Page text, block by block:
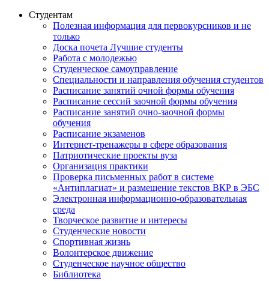
Студентам
Полезная информация для первокурсников и не
только
Доска почета Лучшие студенты
Работа с молодежью
Студенческое самоуправление
Специальности и направления обучения студентов
Расписание занятий очной формы обучения
Расписание сессий заочной формы обучения
Расписание занятий очно-заочной формы
обучения
Расписание экзаменов
Интернет-тренажеры в сфере образования
Патриотические проекты вуза
Организация практики
Проверка письменных работ в системе
«Антиплагиат» и размещение текстов ВКР в ЭБС
Электронная информационно-образовательная
среда
Творческое развитие и интересы
Студенческие новости
Спортивная жизнь
Волонтерское движение
Студенческое научное общество
Библиотека